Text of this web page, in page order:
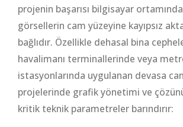
projenin başarısı bilgisayar
görsellerin cam yüzeyine kayıpsız
bağlıdır. Özellikle dehasal bina
havalimanı terminallerinde veya
istasyonlarında uygulanan devasa
projelerinde grafik yönetimi ve
kritik teknik parametreler barındırır: